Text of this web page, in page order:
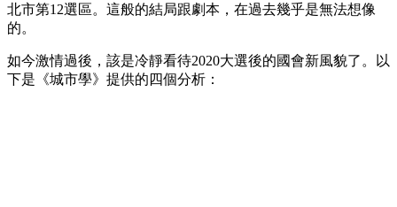
北市第12選區。這般的結局跟劇本，在過去幾乎是無法想像
的。
如今激情過後，該是冷靜看待2020大選後的國會新風貌了。以
下是《城市學》提供的四個分析：